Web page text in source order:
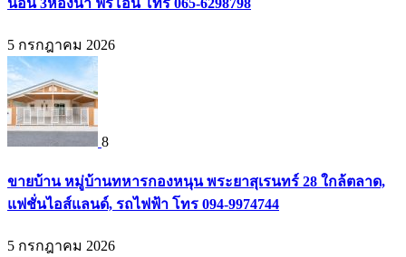
นอน 3ห้องน้ำ ฟรีโอน โทร 065-6298798
5 กรกฎาคม 2026
8
ขายบ้าน หมู่บ้านทหารกองหนุน พระยาสุเรนทร์ 28 ใกล้ตลาด,
แฟชั่นไอส์แลนด์, รถไฟฟ้า โทร 094-9974744
5 กรกฎาคม 2026